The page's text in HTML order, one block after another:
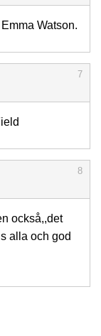
Watson.
7
8
också,,det
alla och god